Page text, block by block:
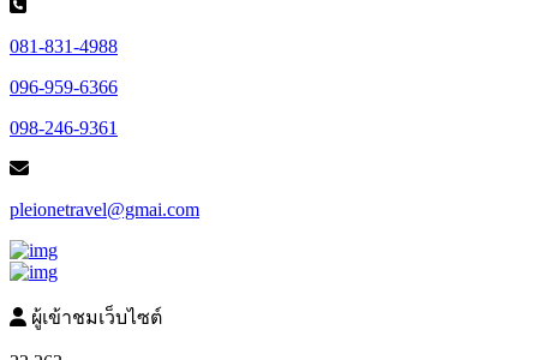
081-831-4988
096-959-6366
098-246-9361
pleionetravel@gmai.com
ผู้เข้าชมเว็บไซต์